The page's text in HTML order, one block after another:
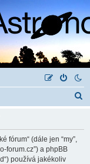
fórum“ (dále jen “my”,
forum.cz”) a phpBB
používá jakékoliv